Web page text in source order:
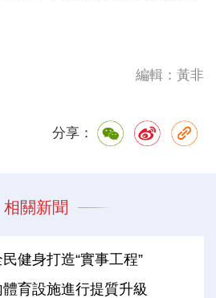
編輯：黃非
分享：
相關新聞
健身打造“實事工程”
育設施進行提質升級